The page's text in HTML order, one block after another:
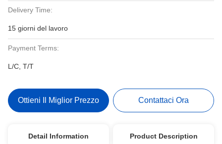
Delivery Time:
15 giorni del lavoro
Payment Terms:
L/C, T/T
Ottieni Il Miglior Prezzo Contattaci Ora
Detail Information Product Description